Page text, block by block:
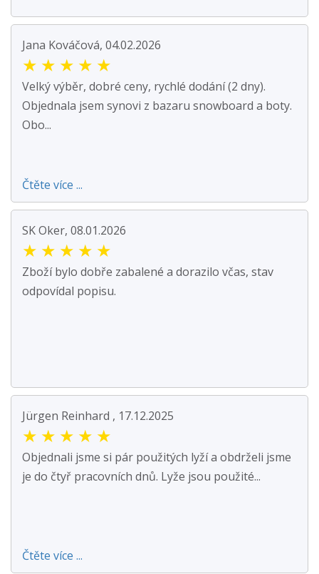
Jana Kováčová, 04.02.2026
★ ★ ★ ★ ★
Velký výběr, dobré ceny, rychlé dodání (2 dny).
Objednala jsem synovi z bazaru snowboard a boty.
Obo...
Čtěte více ...
SK Oker, 08.01.2026
★ ★ ★ ★ ★
Zboží bylo dobře zabalené a dorazilo včas, stav
odpovídal popisu.
Jürgen Reinhard , 17.12.2025
★ ★ ★ ★ ★
Objednali jsme si pár použitých lyží a obdrželi jsme
je do čtyř pracovních dnů. Lyže jsou použité...
Čtěte více ...